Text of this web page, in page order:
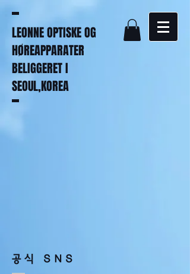
LEONNE OPTISKE OG
HØREAPPARATER
BELIGGERET I
SEOUL,KOREA
공식 SNS